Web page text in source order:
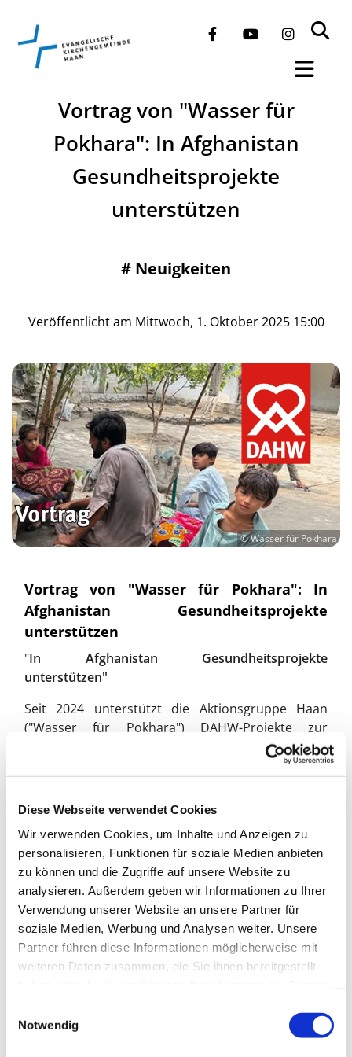
Diese Webseite verwendet Cookies
Wir verwenden Cookies, um Inhalte und Anzeigen zu
personalisieren, Funktionen für soziale Medien anbieten
zu können und die Zugriffe auf unsere Website zu
analysieren. Außerdem geben wir Informationen zu Ihrer
Verwendung unserer Website an unsere Partner für
soziale Medien, Werbung und Analysen weiter. Unsere
Partner führen diese Informationen möglicherweise mit
weiteren Daten zusammen, die Sie ihnen bereitgestellt
Notwendig
Vortrag von "Wasser für
Pokhara": In Afghanistan
Gesundheitsprojekte
unterstützen
# Neuigkeiten
Veröffentlicht am Mittwoch, 1. Oktober 2025 15:00
© Wasser für Pokhara
Vortrag von "Wasser für Pokhara": In
Afghanistan Gesundheitsprojekte
unterstützen
"In Afghanistan Gesundheitsprojekte
unterstützen"
Seit 2024 unterstützt die Aktionsgruppe Haan
("Wasser für Pokhara") DAHW-Projekte zur
Verbesserung der Lebensbedingungen
benachteiligter Bevölkerungsgruppen in
Recker, Fachkraft für internationale
gewinnen konnten. Er ist seit Januar 2025 in
Afghanistan projektleitend tätig.
Wir laden alle Interessierten und unsere Spender
und Spenderinnen herzlich zum Vortrag
ein:Mittwoch, 29.10.2025, 19.30 Uhr, Haus an der
Kirche, Kaiserstraße 40